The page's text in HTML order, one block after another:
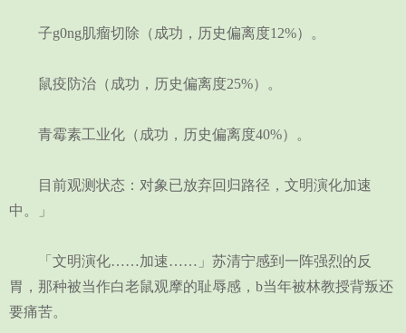
子g0ng肌瘤切除（成功，历史偏离度12%）。
鼠疫防治（成功，历史偏离度25%）。
青霉素工业化（成功，历史偏离度40%）。
目前观测状态：对象已放弃回归路径，文明演化加速
中。」
「文明演化……加速……」苏清宁感到一阵强烈的反
胃，那种被当作白老鼠观摩的耻辱感，b当年被林教授背叛还
要痛苦。